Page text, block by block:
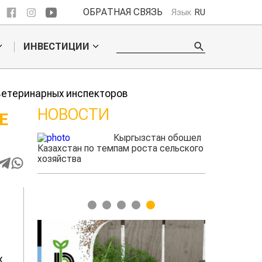
ОБРАТНАЯ СВЯЗЬ Язык RU
ИНВЕСТИЦИИ
инспекторов
НОВОСТИ
Казахстанские
фермеры заработали $35 млн на
экспорте чечевицы
1 2 3 4 5